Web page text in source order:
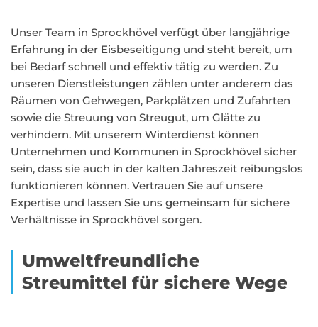
Unser Team in Sprockhövel verfügt über langjährige
Erfahrung in der Eisbeseitigung und steht bereit, um
bei Bedarf schnell und effektiv tätig zu werden. Zu
unseren Dienstleistungen zählen unter anderem das
Räumen von Gehwegen, Parkplätzen und Zufahrten
sowie die Streuung von Streugut, um Glätte zu
verhindern. Mit unserem Winterdienst können
Unternehmen und Kommunen in Sprockhövel sicher
sein, dass sie auch in der kalten Jahreszeit reibungslos
funktionieren können. Vertrauen Sie auf unsere
Expertise und lassen Sie uns gemeinsam für sichere
Verhältnisse in Sprockhövel sorgen.
Umweltfreundliche
Streumittel für sichere Wege